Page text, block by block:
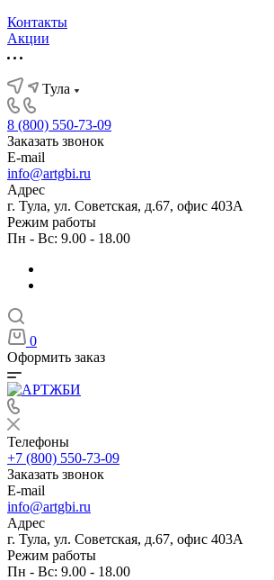
Контакты
Акции
Тула
8 (800) 550-73-09
Заказать звонок
E-mail
info@artgbi.ru
Адрес
г. Тула, ул. Советская, д.67, офис 403А
Режим работы
Пн - Вс: 9.00 - 18.00
0
Оформить заказ
Телефоны
+7 (800) 550-73-09
Заказать звонок
E-mail
info@artgbi.ru
Адрес
г. Тула, ул. Советская, д.67, офис 403А
Режим работы
Пн - Вс: 9.00 - 18.00